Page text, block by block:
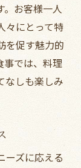
お客様一人
々にとって特
を促す魅力的
事では、料理
なしも楽しみ
ーズに応える